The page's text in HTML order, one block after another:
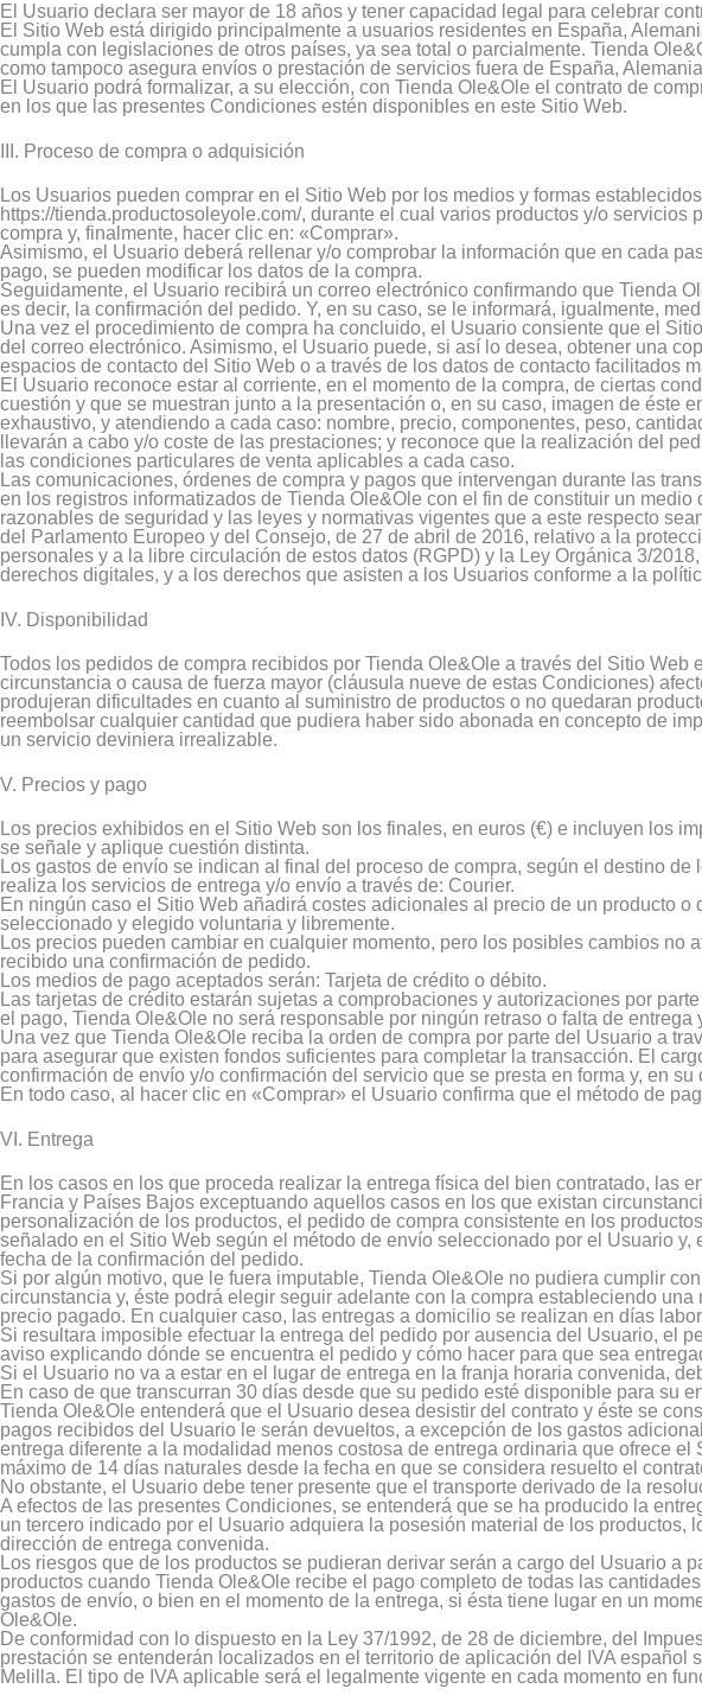
El Usuario declara ser mayor de 18 años y tener capacidad legal para celebrar
El Sitio Web está dirigido principalmente a usuarios residentes en España,
cumpla con legislaciones de otros países, ya sea total o parcialmente. Tienda
como tampoco asegura envíos o prestación de servicios fuera de España,
El Usuario podrá formalizar, a su elección, con Tienda Ole&Ole el contrato de
en los que las presentes Condiciones estén disponibles en este Sitio Web.
III. Proceso de compra o adquisición
Los Usuarios pueden comprar en el Sitio Web por los medios y formas
https://tienda.productosoleyole.com/, durante el cual varios productos y/o
compra y, finalmente, hacer clic en: «Comprar».
Asimismo, el Usuario deberá rellenar y/o comprobar la información que en cada
pago, se pueden modificar los datos de la compra.
Seguidamente, el Usuario recibirá un correo electrónico confirmando que Tienda
es decir, la confirmación del pedido. Y, en su caso, se le informará, igualmente,
Una vez el procedimiento de compra ha concluido, el Usuario consiente que el
del correo electrónico. Asimismo, el Usuario puede, si así lo desea, obtener una
espacios de contacto del Sitio Web o a través de los datos de contacto facilitados
El Usuario reconoce estar al corriente, en el momento de la compra, de ciertas
cuestión y que se muestran junto a la presentación o, en su caso, imagen de éste
exhaustivo, y atendiendo a cada caso: nombre, precio, componentes, peso,
llevarán a cabo y/o coste de las prestaciones; y reconoce que la realización del
las condiciones particulares de venta aplicables a cada caso.
Las comunicaciones, órdenes de compra y pagos que intervengan durante las
en los registros informatizados de Tienda Ole&Ole con el fin de constituir un
razonables de seguridad y las leyes y normativas vigentes que a este respecto
del Parlamento Europeo y del Consejo, de 27 de abril de 2016, relativo a la
personales y a la libre circulación de estos datos (RGPD) y la Ley Orgánica 3/
derechos digitales, y a los derechos que asisten a los Usuarios conforme a la
IV. Disponibilidad
Todos los pedidos de compra recibidos por Tienda Ole&Ole a través del Sitio
circunstancia o causa de fuerza mayor (cláusula nueve de estas Condiciones)
produjeran dificultades en cuanto al suministro de productos o no quedaran
reembolsar cualquier cantidad que pudiera haber sido abonada en concepto de
un servicio deviniera irrealizable.
V. Precios y pago
Los precios exhibidos en el Sitio Web son los finales, en euros (€) e incluyen los
se señale y aplique cuestión distinta.
Los gastos de envío se indican al final del proceso de compra, según el destino
realiza los servicios de entrega y/o envío a través de: Courier.
En ningún caso el Sitio Web añadirá costes adicionales al precio de un producto
seleccionado y elegido voluntaria y libremente.
Los precios pueden cambiar en cualquier momento, pero los posibles cambios
recibido una confirmación de pedido.
Los medios de pago aceptados serán: Tarjeta de crédito o débito.
Las tarjetas de crédito estarán sujetas a comprobaciones y autorizaciones por
el pago, Tienda Ole&Ole no será responsable por ningún retraso o falta de
Una vez que Tienda Ole&Ole reciba la orden de compra por parte del Usuario a
para asegurar que existen fondos suficientes para completar la transacción. El
confirmación de envío y/o confirmación del servicio que se presta en forma y, en
En todo caso, al hacer clic en «Comprar» el Usuario confirma que el método de
VI. Entrega
En los casos en los que proceda realizar la entrega física del bien contratado, las
Francia y Países Bajos exceptuando aquellos casos en los que existan
personalización de los productos, el pedido de compra consistente en los
señalado en el Sitio Web según el método de envío seleccionado por el Usuario
fecha de la confirmación del pedido.
Si por algún motivo, que le fuera imputable, Tienda Ole&Ole no pudiera cumplir
circunstancia y, éste podrá elegir seguir adelante con la compra estableciendo
precio pagado. En cualquier caso, las entregas a domicilio se realizan en días
Si resultara imposible efectuar la entrega del pedido por ausencia del Usuario, el
aviso explicando dónde se encuentra el pedido y cómo hacer para que sea
Si el Usuario no va a estar en el lugar de entrega en la franja horaria convenida,
En caso de que transcurran 30 días desde que su pedido esté disponible para su
Tienda Ole&Ole entenderá que el Usuario desea desistir del contrato y éste se
pagos recibidos del Usuario le serán devueltos, a excepción de los gastos
entrega diferente a la modalidad menos costosa de entrega ordinaria que ofrece
máximo de 14 días naturales desde la fecha en que se considera resuelto el
No obstante, el Usuario debe tener presente que el transporte derivado de la
A efectos de las presentes Condiciones, se entenderá que se ha producido la
un tercero indicado por el Usuario adquiera la posesión material de los
dirección de entrega convenida.
Los riesgos que de los productos se pudieran derivar serán a cargo del Usuario a
productos cuando Tienda Ole&Ole recibe el pago completo de todas las
gastos de envío, o bien en el momento de la entrega, si ésta tiene lugar en un
Ole&Ole.
De conformidad con lo dispuesto en la Ley 37/1992, de 28 de diciembre, del
prestación se entenderán localizados en el territorio de aplicación del IVA
Melilla. El tipo de IVA aplicable será el legalmente vigente en cada momento en